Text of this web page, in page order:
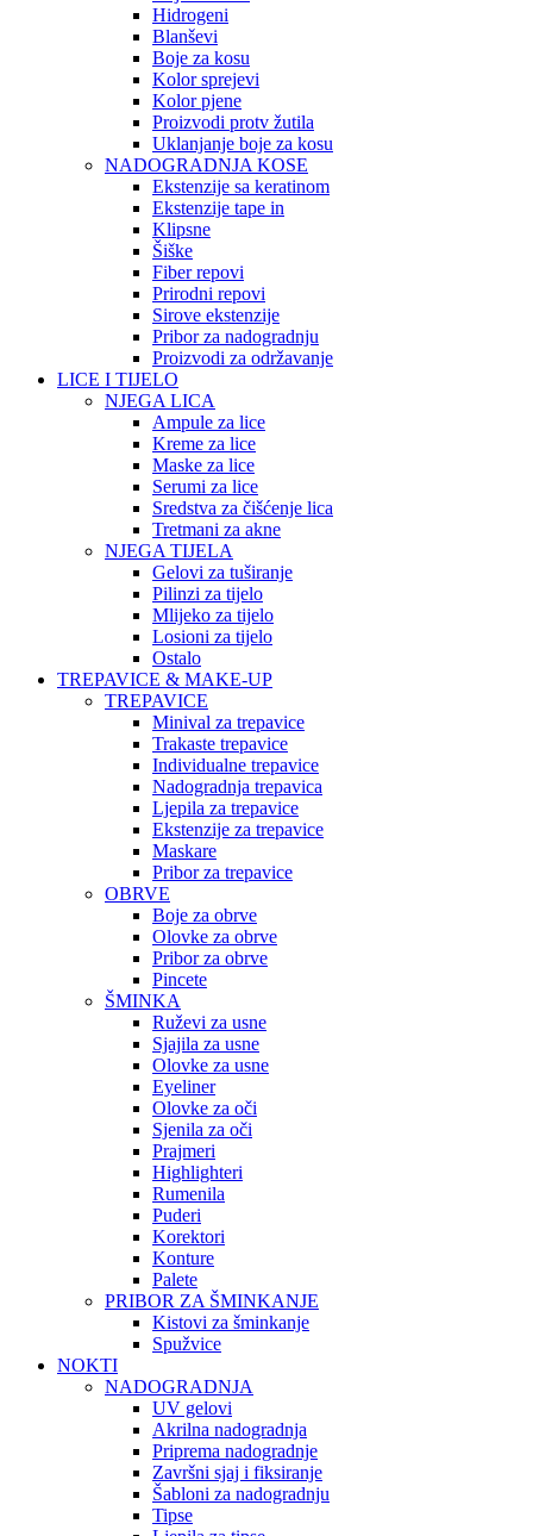
Hidrogeni
Blanševi
Boje za kosu
Kolor sprejevi
Kolor pjene
Proizvodi protv žutila
Uklanjanje boje za kosu
NADOGRADNJA KOSE
Ekstenzije sa keratinom
Ekstenzije tape in
Klipsne
Šiške
Fiber repovi
Prirodni repovi
Sirove ekstenzije
Pribor za nadogradnju
Proizvodi za održavanje
LICE I TIJELO
NJEGA LICA
Ampule za lice
Kreme za lice
Maske za lice
Serumi za lice
Sredstva za čišćenje lica
Tretmani za akne
NJEGA TIJELA
Gelovi za tuširanje
Pilinzi za tijelo
Mlijeko za tijelo
Losioni za tijelo
Ostalo
TREPAVICE & MAKE-UP
TREPAVICE
Minival za trepavice
Trakaste trepavice
Individualne trepavice
Nadogradnja trepavica
Ljepila za trepavice
Ekstenzije za trepavice
Maskare
Pribor za trepavice
OBRVE
Boje za obrve
Olovke za obrve
Pribor za obrve
Pincete
ŠMINKA
Ruževi za usne
Sjajila za usne
Olovke za usne
Eyeliner
Olovke za oči
Sjenila za oči
Prajmeri
Highlighteri
Rumenila
Puderi
Korektori
Konture
Palete
PRIBOR ZA ŠMINKANJE
Kistovi za šminkanje
Spužvice
NOKTI
NADOGRADNJA
UV gelovi
Akrilna nadogradnja
Priprema nadogradnje
Završni sjaj i fiksiranje
Šabloni za nadogradnju
Tipse